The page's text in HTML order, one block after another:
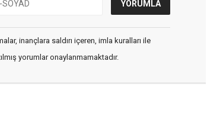
inançlara saldırı içeren, imla kuralları ile
yorumlar onaylanmamaktadır.